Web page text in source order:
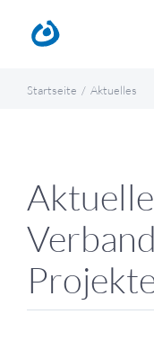
Inhalt
Startseite Aktuelles